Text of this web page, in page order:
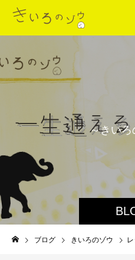
～きいろ
ブログ きいろのゾウ レ